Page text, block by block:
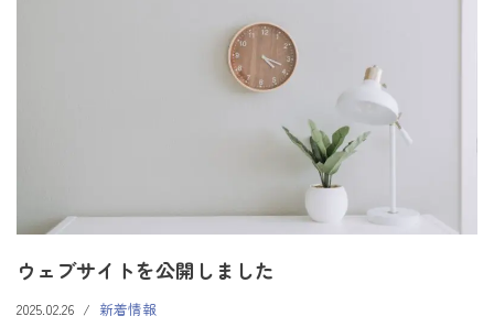
ウェブサイトを公開しました
2025.02.26 新着情報